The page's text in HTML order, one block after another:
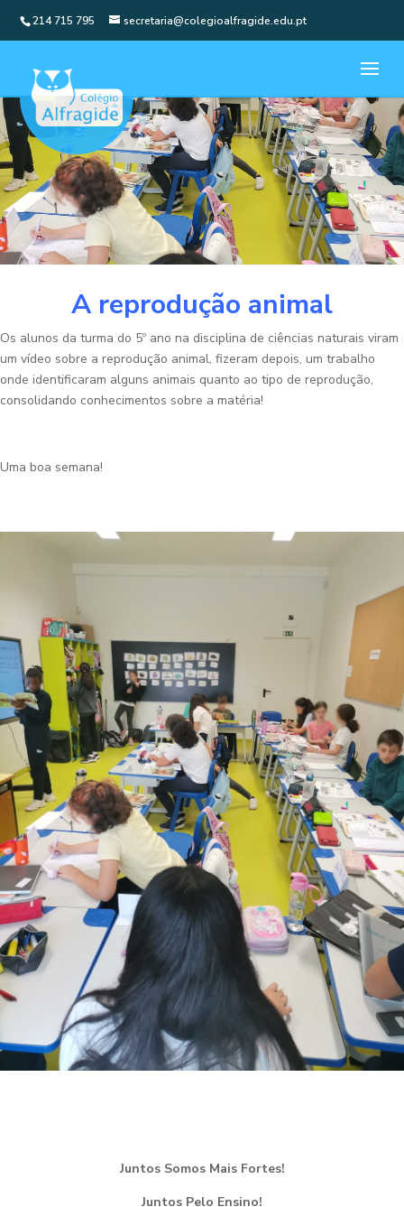
214 715 795 secretaria@colegioalfragide.edu.pt
A reprodução animal
Os alunos da turma do 5º ano na disciplina de ciências naturais viram
um vídeo sobre a reprodução animal, fizeram depois, um trabalho
onde identificaram alguns animais quanto ao tipo de reprodução,
consolidando conhecimentos sobre a matéria!
Uma boa semana!
Juntos Somos Mais Fortes!
Juntos Pelo Ensino!